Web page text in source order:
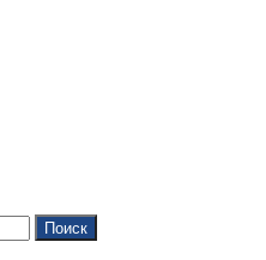
Поиск